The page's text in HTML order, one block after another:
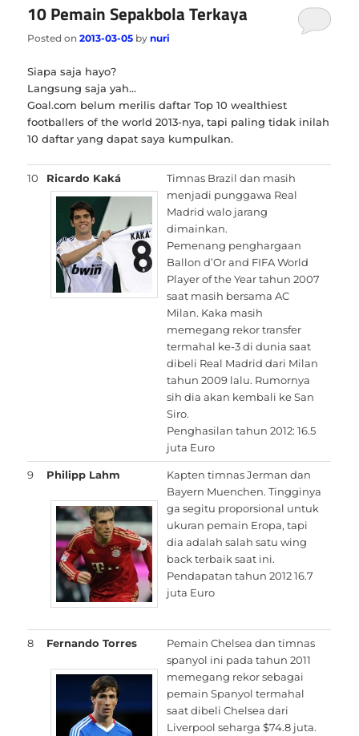
10 Pemain Sepakbola Terkaya
Posted on2013-03-05 bynuri
Siapa saja hayo?
Langsung saja yah…
Goal.com belum merilis daftar Top 10 wealthiest
footballers of the world 2013-nya, tapi paling tidak inilah
10 daftar yang dapat saya kumpulkan.
10 Ricardo Kaká
Timnas Brazil dan masih
menjadi punggawa Real
Madrid walo jarang
dimainkan.
Pemenang penghargaan
Ballon d’Or and FIFA World
Player of the Year tahun 2007
saat masih bersama AC
Milan. Kaka masih
memegang rekor transfer
termahal ke-3 di dunia saat
dibeli Real Madrid dari Milan
tahun 2009 lalu. Rumornya
sih dia akan kembali ke San
Siro.
Penghasilan tahun 2012: 16.5
juta Euro
9 Philipp Lahm
Kapten timnas Jerman dan
Bayern Muenchen. Tingginya
ga segitu proporsional untuk
ukuran pemain Eropa, tapi
dia adalah salah satu wing
back terbaik saat ini.
Pendapatan tahun 2012 16.7
juta Euro
8 Fernando Torres
Pemain Chelsea dan timnas
spanyol ini pada tahun 2011
memegang rekor sebagai
pemain Spanyol termahal
saat dibeli Chelsea dari
Liverpool seharga $74.8 juta.